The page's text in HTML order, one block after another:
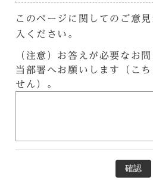
このページに関してのご意
入ください。
（注意）お答えが必要なお
当部署へお願いします（こ
せん）。
確認